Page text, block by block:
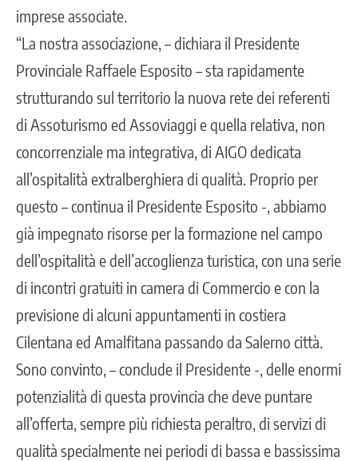
imprese associate.
“La nostra associazione, – dichiara il Presidente
Provinciale Raffaele Esposito – sta rapidamente
strutturando sul territorio la nuova rete dei referenti
di Assoturismo ed Assoviaggi e quella relativa, non
concorrenziale ma integrativa, di AIGO dedicata
all’ospitalità extralberghiera di qualità. Proprio per
questo – continua il Presidente Esposito -, abbiamo
già impegnato risorse per la formazione nel campo
dell’ospitalità e dell’accoglienza turistica, con una serie
di incontri gratuiti in camera di Commercio e con la
previsione di alcuni appuntamenti in costiera
Cilentana ed Amalfitana passando da Salerno città.
Sono convinto, – conclude il Presidente -, delle enormi
potenzialità di questa provincia che deve puntare
all’offerta, sempre più richiesta peraltro, di servizi di
qualità specialmente nei periodi di bassa e bassissima